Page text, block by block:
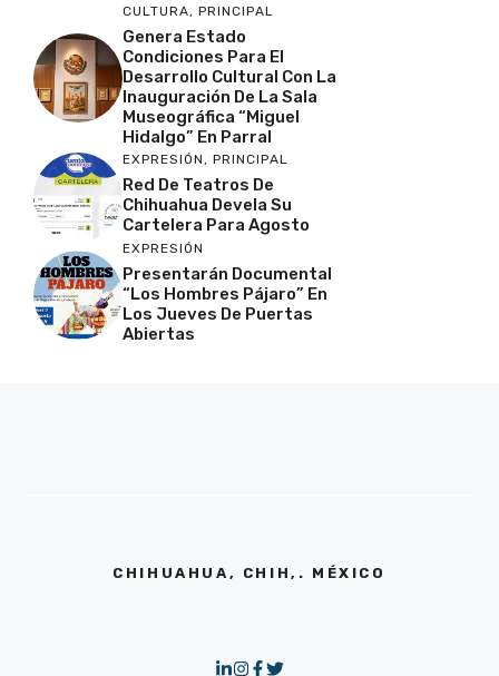
CULTURA, PRINCIPAL
Genera Estado
Condiciones Para El
Desarrollo Cultural Con La
Inauguración De La Sala
Museográfica “Miguel
Hidalgo” En Parral
EXPRESIÓN, PRINCIPAL
Red De Teatros De
Chihuahua Devela Su
Cartelera Para Agosto
EXPRESIÓN
Presentarán Documental
“Los Hombres Pájaro” En
Los Jueves De Puertas
Abiertas
CHIHUAHUA, CHIH,. MÉXICO